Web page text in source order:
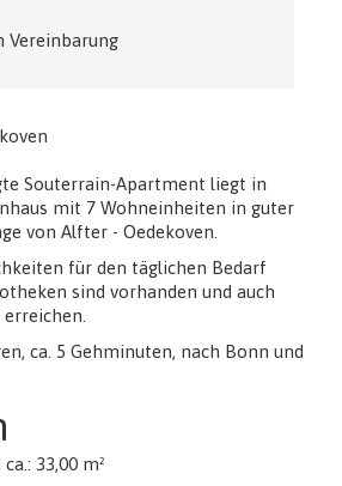
Vereinbarung
Souterrain-Apartment liegt in
mit 7 Wohneinheiten in guter
von Alfter - Oedekoven.
für den täglichen Bedarf
sind vorhanden und auch
ca. 5 Gehminuten, nach Bonn und
33,00 m²